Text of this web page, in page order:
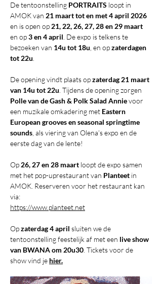
De tentoonstelling PORTRAITS loopt in
AMOK van 21 maart tot en met 4 april 2026
en is open op 21, 22, 26, 27, 28 en 29 maart
en op 3 en 4 april . De expo is telkens te
bezoeken van 14u tot 18u , en op zaterdagen
tot 22u
De opening vindt plaats op zaterdag 21 maart
van 14u tot 22u . Tijdens de opening zorgen
Polle van de Gash & Polk Salad Annie voor
een muzikale omkadering met Eastern
European grooves en seasonal springtime
sounds , als viering van Olena’s expo en de
eerste dag van de lente!
Op 26, 27 en 28 maart loopt de expo samen
met het pop-uprestaurant van Planteet in
AMOK. Reserveren voor het restaurant kan
via:
https://www.planteet.net
Op zaterdag 4 april sluiten we de
tentoonstelling feestelijk af met een live show
van BWANA om 20u30 . Tickets voor de
show vind je hier.